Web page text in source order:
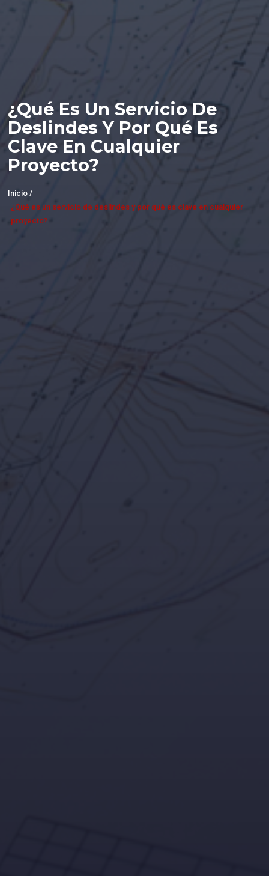
¿Qué Es Un Servicio De
Deslindes Y Por Qué Es
Clave En Cualquier
Proyecto?
Inicio /
¿Qué es un servicio de deslindes y por qué es clave en cualquier
proyecto?